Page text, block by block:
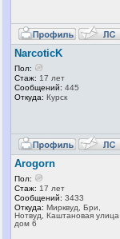
NarcoticK
Пол:
Стаж: 17 лет
Сообщений: 445
Откуда: Курск
Arogorn
Пол:
Стаж: 17 лет
Сообщений: 3433
Откуда: Мирквуд, Бри,
Нотвуд, Каштановая улица
дом 6